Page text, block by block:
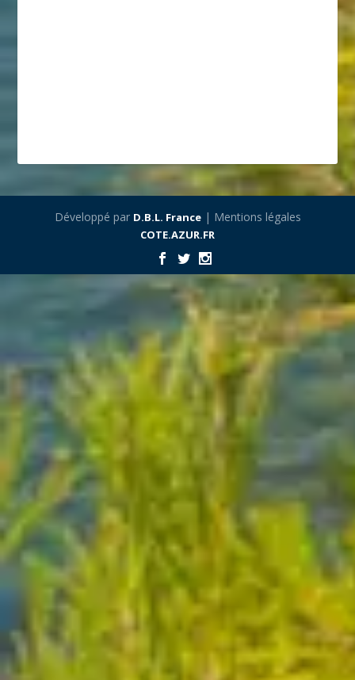
Développé par D.B.L. France| Mentions légales
COTE.AZUR.FR